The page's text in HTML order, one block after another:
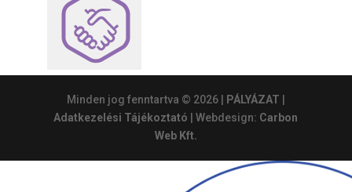
Minden jog fenntartva © 2026 | PÁLYÁZAT
Adatkezelési Tájékoztató | Webdesign: Carbon
Web Kft.